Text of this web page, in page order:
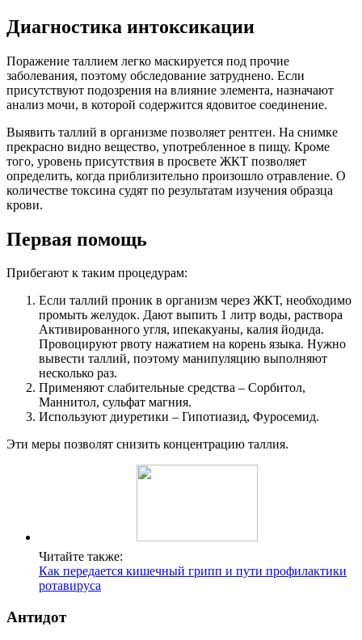
Диагностика интоксикации
Поражение таллием легко маскируется под прочие
заболевания, поэтому обследование затруднено. Если
присутствуют подозрения на влияние элемента, назначают
анализ мочи, в которой содержится ядовитое соединение.
Выявить таллий в организме позволяет рентген. На снимке
прекрасно видно вещество, употребленное в пищу. Кроме
того, уровень присутствия в просвете ЖКТ позволяет
определить, когда приблизительно произошло отравление. О
количестве токсина судят по результатам изучения образца
крови.
Первая помощь
Прибегают к таким процедурам:
Если таллий проник в организм через ЖКТ, необходимо
промыть желудок. Дают выпить 1 литр воды, раствора
Активированного угля, ипекакуаны, калия йодида.
Провоцируют рвоту нажатием на корень языка. Нужно
вывести таллий, поэтому манипуляцию выполняют
несколько раз.
Применяют слабительные средства – Сорбитол,
Маннитол, сульфат магния.
Используют диуретики – Гипотиазид, Фуросемид.
Эти меры позволят снизить концентрацию таллия.
Читайте также:
Как передается кишечный грипп и пути профилактики
ротавируса
Антидот